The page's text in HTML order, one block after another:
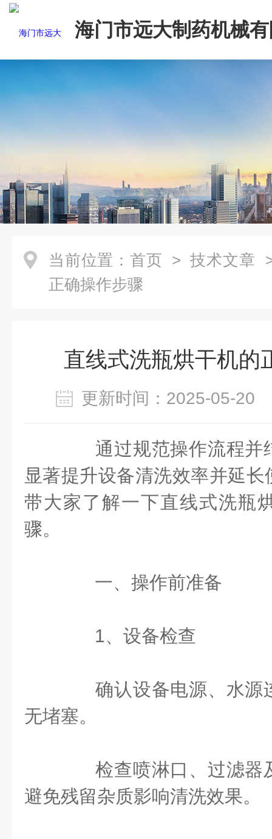
海门市远大制药机械
当前位置： 首页 > 技术文章
正确操作步骤
直线式洗瓶烘干机的
更新时间：2025-05-
通过规范操作流程并
显著提升设备清洗效率并延
带大家了解一下直线式洗瓶
骤。
一、操作前准备
‌1、设备检查‌
确认设备电源、水源
无堵塞。
检查喷淋口、过滤器
避免残留杂质影响清洗效果。